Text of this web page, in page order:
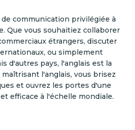
communication privilégiée à
Que vous souhaitiez collaborer
étrangers, discuter
ou simplement
d'autres pays, l'anglais est la
maîtrisant l'anglais, vous brisez
et ouvrez les portes d'une
efficace à l'échelle mondiale.